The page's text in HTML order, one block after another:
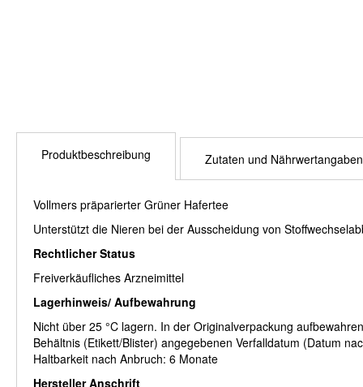
Produktbeschreibung
Vollmers präparierter Grüner Hafertee
Unterstützt die Nieren bei der Ausscheidung von
Rechtlicher Status
Freiverkäufliches Arzneimittel
Lagerhinweis/ Aufbewahrung
Nicht über 25 °C lagern. In der Originalverpackung
Behältnis (Etikett/Blister) angegebenen Verfalldatum (Datum
Haltbarkeit nach Anbruch: 6 Monate
Hersteller Anschrift
Zutaten und Nährwertangaben